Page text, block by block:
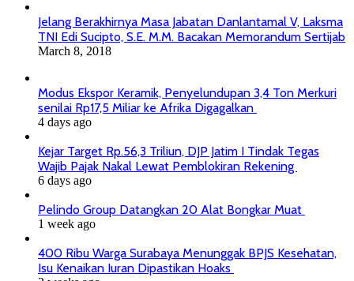
Jelang Berakhirnya Masa Jabatan Danlantamal V, Laksma
TNI Edi Sucipto, S.E. M.M. Bacakan Memorandum Sertijab
March 8, 2018
Modus Ekspor Keramik, Penyelundupan 3,4 Ton Merkuri
senilai Rp17,5 Miliar ke Afrika Digagalkan
4 days ago
Kejar Target Rp.56,3 Triliun, DJP Jatim I Tindak Tegas
Wajib Pajak Nakal Lewat Pemblokiran Rekening
6 days ago
Pelindo Group Datangkan 20 Alat Bongkar Muat
1 week ago
400 Ribu Warga Surabaya Menunggak BPJS Kesehatan,
Isu Kenaikan Iuran Dipastikan Hoaks